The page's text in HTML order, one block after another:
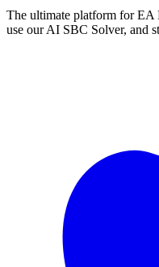
The ultimate platform for EA
use our AI SBC Solver, and